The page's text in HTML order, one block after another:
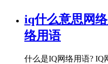
iq什么意思网
络用语
什么是IQ网络用语? IQ